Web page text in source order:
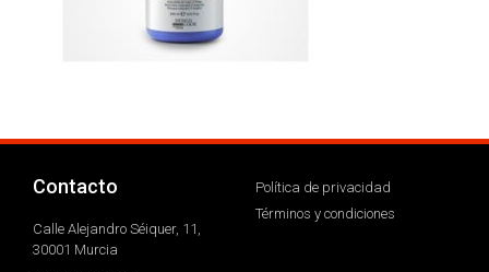
Contacto
Calle Alejandro Séiquer, 11,
30001 Murcia
Política de privacidad
Términos y condiciones